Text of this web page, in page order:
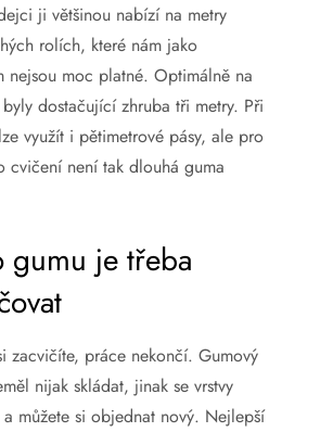
ji většinou nabízí na metry
rolích, které nám jako
nejsou moc platné. Optimálně na
dostačující zhruba tři metry. Při
využít i pětimetrové pásy, ale pro
cvičení není tak dlouhá guma
gumu je třeba
zacvičíte, práce nekončí. Gumový
nijak skládat, jinak se vrstvy
můžete si objednat nový. Nejlepší